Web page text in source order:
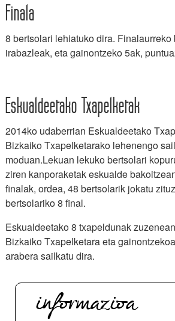
Finala
8 bertsolari lehiatuko dira. Finalaurreko
irabazleak, eta gainontzeko 5ak,
Eskualdeetako Txapelketak
2014ko udaberrian Eskualdeetako
Bizkaiko Txapelketarako lehenengo
moduan.Lekuan lekuko bertsolari
ziren kanporaketak eskualde
finalak, ordea, 48 bertsolarik jokatu
bertsolariko 8 final.
Eskualdeetako 8 txapeldunak
Bizkaiko Txapelketara eta
arabera sailkatu dira.
informazioa